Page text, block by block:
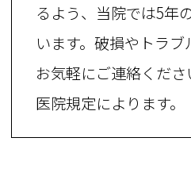
るよう、当院では5年
います。破損やトラ
お気軽にご連絡くだ
医院規定によります。